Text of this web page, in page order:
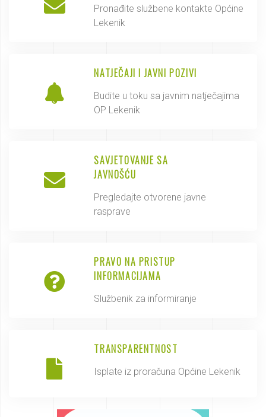
Pronađite službene kontakte Općine
Lekenik
NATJEČAJI I JAVNI POZIVI
Budite u toku sa javnim natječajima
OP Lekenik
SAVJETOVANJE SA
JAVNOŠĆU
Pregledajte otvorene javne
rasprave
PRAVO NA PRISTUP
INFORMACIJAMA
Službenik za informiranje
TRANSPARENTNOST
Isplate iz proračuna Općine Lekenik